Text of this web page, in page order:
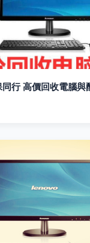
行 高價回收電腦與